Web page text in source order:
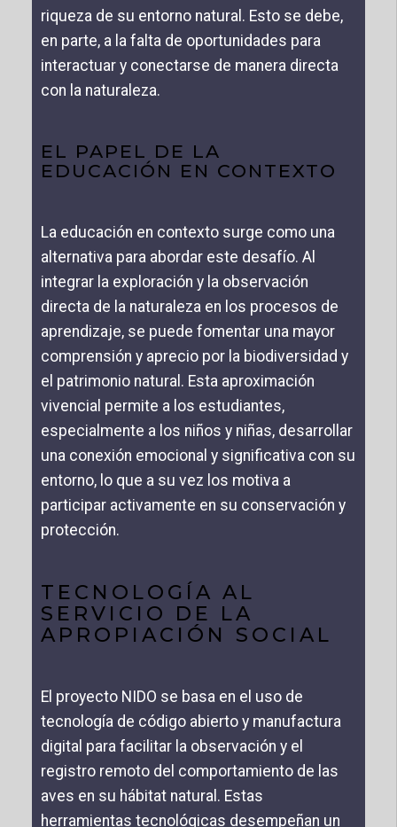
riqueza de su entorno natural. Esto se debe,
en parte, a la falta de oportunidades para
interactuar y conectarse de manera directa
con la naturaleza.
EL PAPEL DE LA
EDUCACIÓN EN CONTEXTO
La educación en contexto surge como una
alternativa para abordar este desafío. Al
integrar la exploración y la observación
directa de la naturaleza en los procesos de
aprendizaje, se puede fomentar una mayor
comprensión y aprecio por la biodiversidad y
el patrimonio natural. Esta aproximación
vivencial permite a los estudiantes,
especialmente a los niños y niñas, desarrollar
una conexión emocional y significativa con su
entorno, lo que a su vez los motiva a
participar activamente en su conservación y
protección.
TECNOLOGÍA AL
SERVICIO DE LA
APROPIACIÓN SOCIAL
El proyecto NIDO se basa en el uso de
tecnología de código abierto y manufactura
digital para facilitar la observación y el
registro remoto del comportamiento de las
aves en su hábitat natural. Estas
herramientas tecnológicas desempeñan un